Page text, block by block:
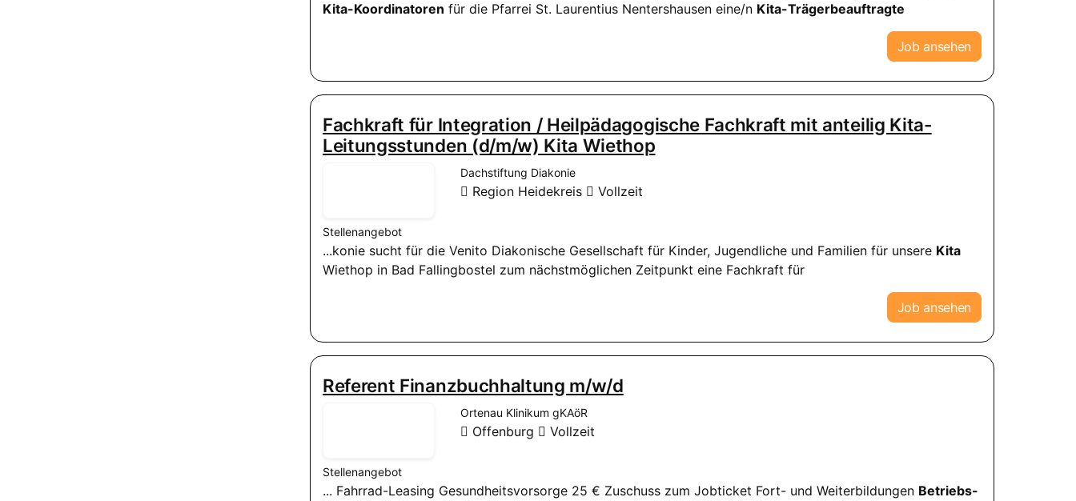
Kita-Koordinatoren für die Pfarrei St. Laurentius Nentershausen eine/n Kita-Trägerbeauftragte
Job ansehen
Fachkraft für Integration / Heilpädagogische Fachkraft mit anteilig Kita-
Leitungsstunden (d/m/w) Kita Wiethop
Dachstiftung Diakonie
Region Heidekreis Vollzeit
Stellenangebot
...konie sucht für die Venito Diakonische Gesellschaft für Kinder, Jugendliche und Familien für unsere Kita
Wiethop in Bad Fallingbostel zum nächstmöglichen Zeitpunkt eine Fachkraft für
Job ansehen
Referent Finanzbuchhaltung m/w/d
Ortenau Klinikum gKAöR
Offenburg Vollzeit
Stellenangebot
... Fahrrad-Leasing Gesundheitsvorsorge 25 € Zuschuss zum Jobticket Fort- und Weiterbildungen Betriebs-